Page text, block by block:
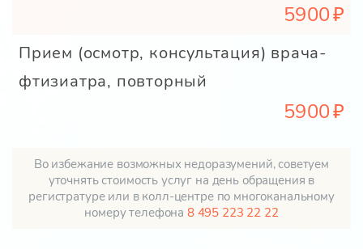
5900
Прием (осмотр, консультация) врача-
фтизиатра, повторный
5900
Во избежание возможных недоразумений, советуем
уточнять стоимость услуг на день обращения в
регистратуре или в колл-центре по многоканальному
номеру телефона 8 495 223 22 22